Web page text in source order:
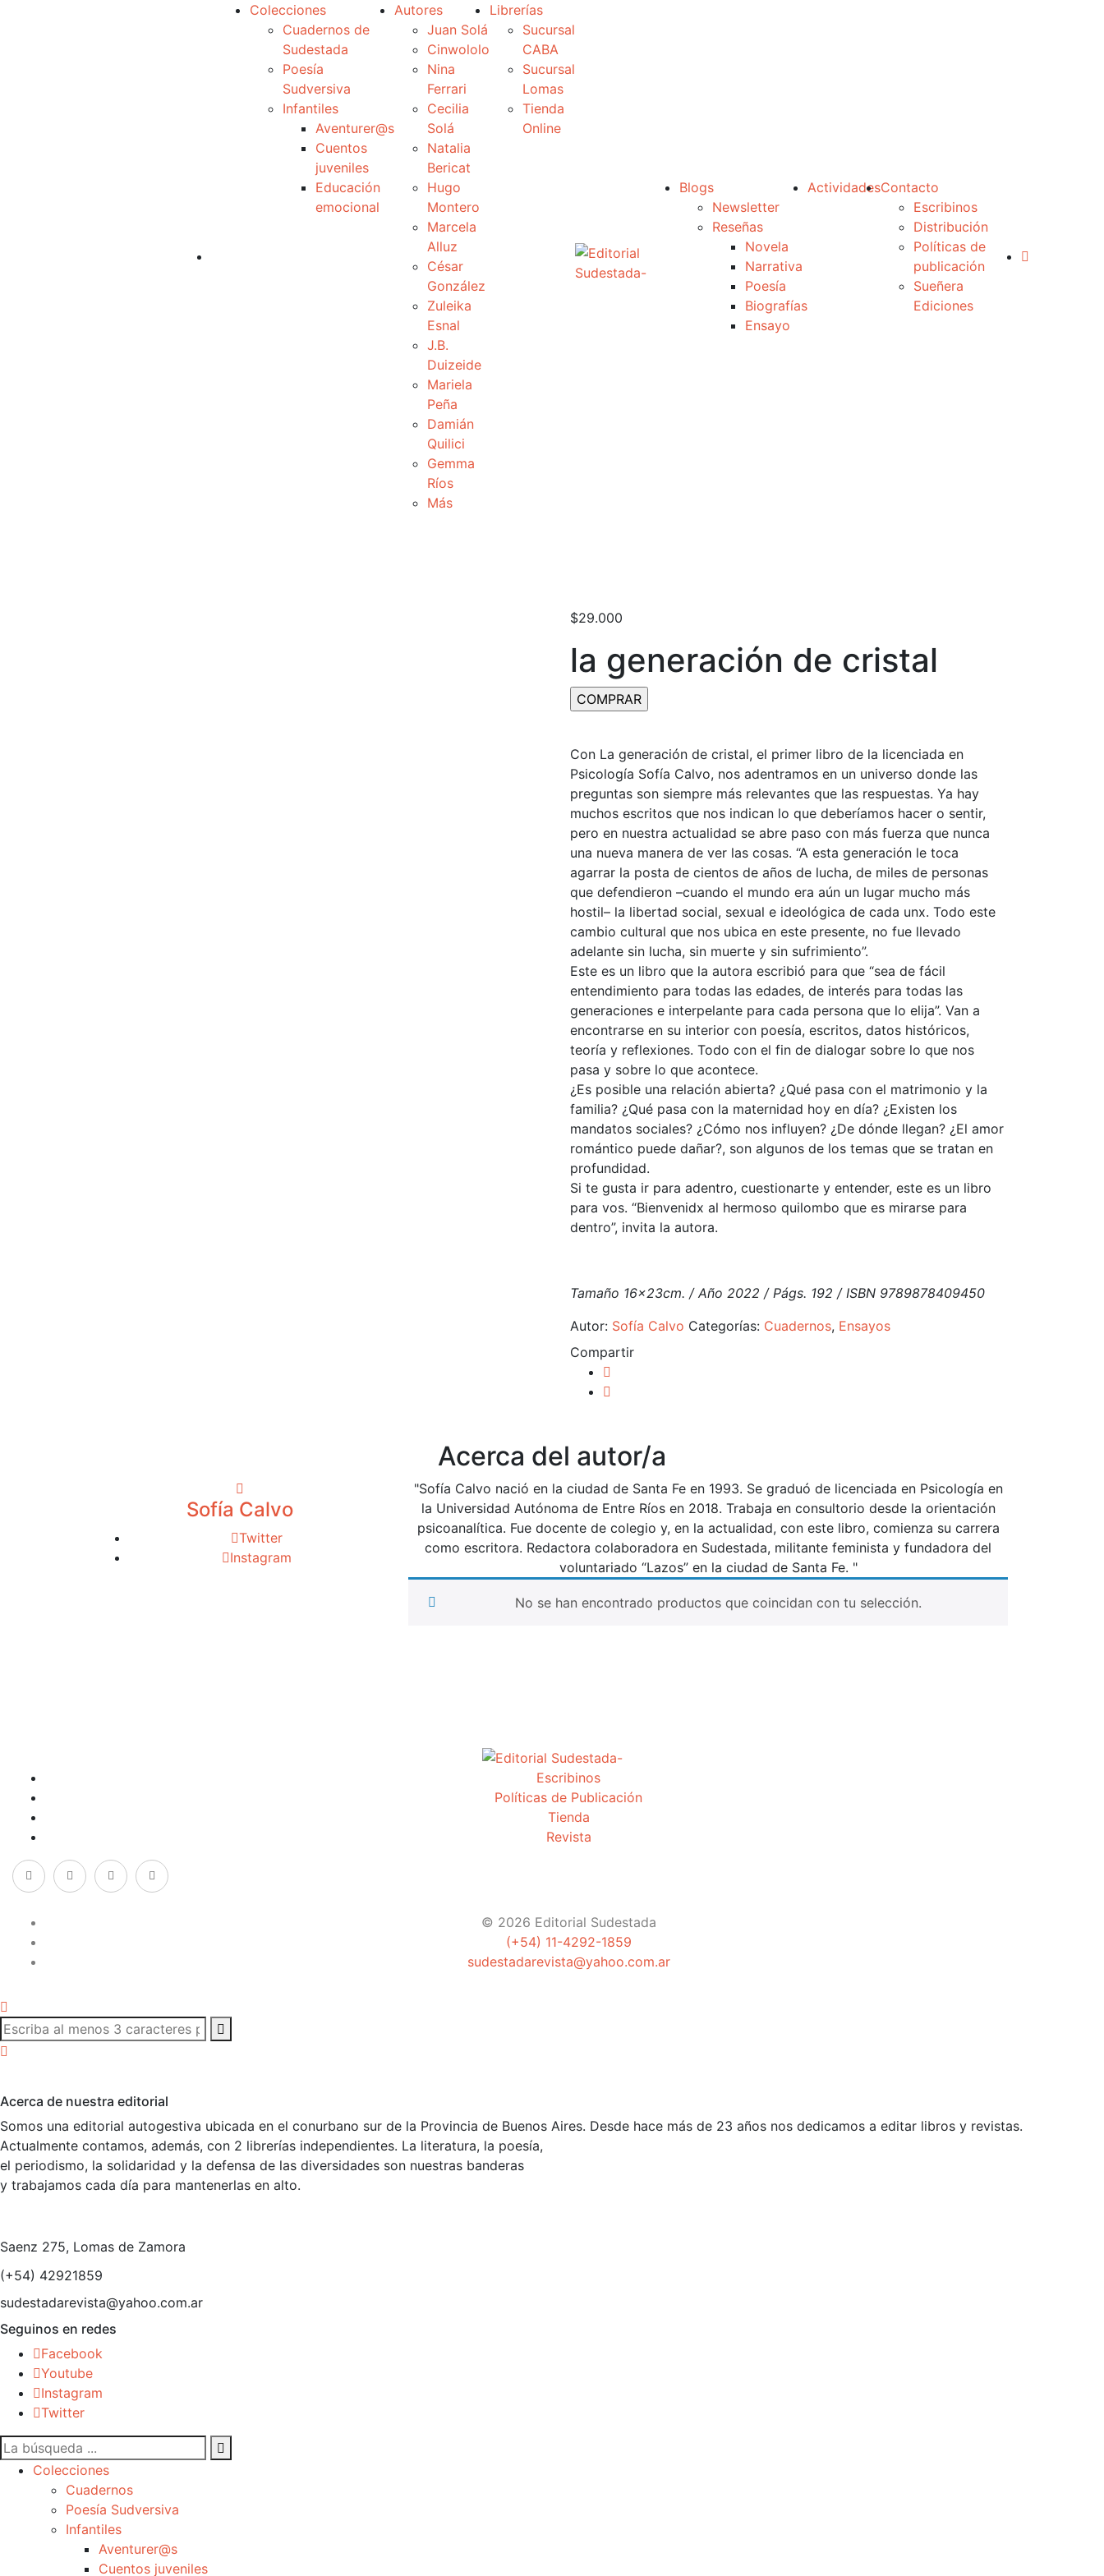
Colecciones
Cuadernos de
Sudestada
Poesía
Sudversiva
Infantiles
Aventurer@s
Cuentos
juveniles
Educación
emocional
Autores
Juan Solá
Cinwololo
Nina
Ferrari
Cecilia
Solá
Natalia
Bericat
Hugo
Montero
Marcela
Alluz
César
González
Zuleika
Esnal
J.B.
Duizeide
Mariela
Peña
Damián
Quilici
Gemma
Ríos
Más
Librerías
Sucursal
CABA
Sucursal
Lomas
Tienda
Online
Blogs
Newsletter
Reseñas
Novela
Narrativa
Poesía
Biografías
Ensayo
ActividadesContacto
Escribinos
Distribución
Políticas de
publicación
Sueñera
Ediciones
$29.000
la generación de cristal
Con La generación de cristal, el primer libro de la licenciada en
Psicología Sofía Calvo, nos adentramos en un universo donde las
preguntas son siempre más relevantes que las respuestas. Ya hay
muchos escritos que nos indican lo que deberíamos hacer o sentir,
pero en nuestra actualidad se abre paso con más fuerza que nunca
una nueva manera de ver las cosas. “A esta generación le toca
agarrar la posta de cientos de años de lucha, de miles de personas
que defendieron –cuando el mundo era aún un lugar mucho más
hostil– la libertad social, sexual e ideológica de cada unx. Todo este
cambio cultural que nos ubica en este presente, no fue llevado
adelante sin lucha, sin muerte y sin sufrimiento”.
Este es un libro que la autora escribió para que “sea de fácil
entendimiento para todas las edades, de interés para todas las
generaciones e interpelante para cada persona que lo elija”. Van a
encontrarse en su interior con poesía, escritos, datos históricos,
teoría y reflexiones. Todo con el fin de dialogar sobre lo que nos
pasa y sobre lo que acontece.
¿Es posible una relación abierta? ¿Qué pasa con el matrimonio y la
familia? ¿Qué pasa con la maternidad hoy en día? ¿Existen los
mandatos sociales? ¿Cómo nos influyen? ¿De dónde llegan? ¿El amor
romántico puede dañar?, son algunos de los temas que se tratan en
profundidad.
Si te gusta ir para adentro, cuestionarte y entender, este es un libro
para vos. “Bienvenidx al hermoso quilombo que es mirarse para
dentro”, invita la autora.
Tamaño 16x23cm. / Año 2022 / Págs. 192 / ISBN 9789878409450
Autor: Sofía Calvo Categorías: Cuadernos, Ensayos
Compartir
Acerca del autor/a
Sofía Calvo
Twitter
Instagram
"Sofía Calvo nació en la ciudad de Santa Fe en 1993. Se graduó de licenciada en Psicología en
la Universidad Autónoma de Entre Ríos en 2018. Trabaja en consultorio desde la orientación
psicoanalítica. Fue docente de colegio y, en la actualidad, con este libro, comienza su carrera
como escritora. Redactora colaboradora en Sudestada, militante feminista y fundadora del
voluntariado “Lazos” en la ciudad de Santa Fe. "
No se han encontrado productos que coincidan con tu selección.
Escribinos
Políticas de Publicación
Tienda
Revista
© 2026 Editorial Sudestada
(+54) 11-4292-1859
sudestadarevista@yahoo.com.ar
Acerca de nuestra editorial
Somos una editorial autogestiva ubicada en el conurbano sur de la Provincia de Buenos Aires. Desde hace más de 23 años nos dedicamos a editar libros y revistas.
Actualmente contamos, además, con 2 librerías independientes. La literatura, la poesía,
el periodismo, la solidaridad y la defensa de las diversidades son nuestras banderas
y trabajamos cada día para mantenerlas en alto.
Saenz 275, Lomas de Zamora
(+54) 42921859
sudestadarevista@yahoo.com.ar
Seguinos en redes
Facebook
Youtube
Instagram
Twitter
Colecciones
Cuadernos
Poesía Sudversiva
Infantiles
Aventurer@s
Cuentos juveniles